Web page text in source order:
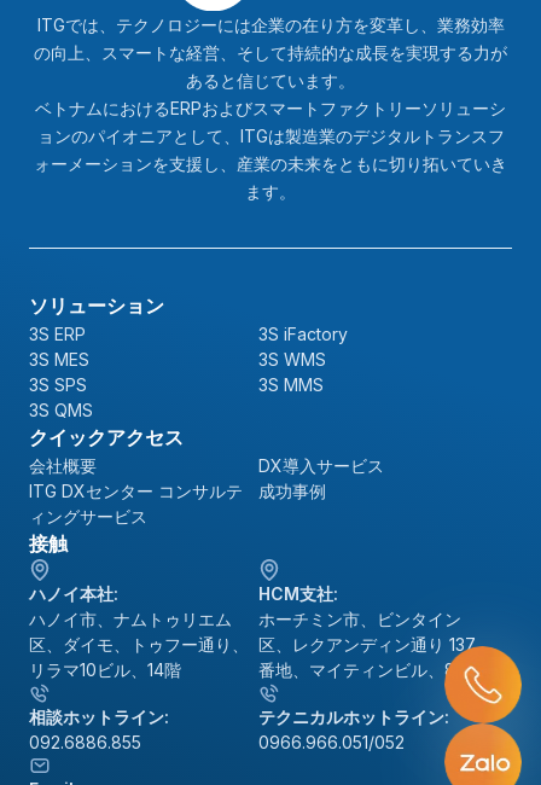
ITGでは、テクノロジーには企業の在り方を変革し、業務効率
の向上、スマートな経営、そして持続的な成長を実現する力が
あると信じています。
ベトナムにおけるERPおよびスマートファクトリーソリューシ
ョンのパイオニアとして、ITGは製造業のデジタルトランスフ
ォーメーションを支援し、産業の未来をともに切り拓いていき
ます。
ソリューション
3S ERP
3S iFactory
3S MES
3S WMS
3S SPS
3S MMS
3S QMS
クイックアクセス
会社概要
DX導入サービス
ITG DXセンター コンサルテ
ィングサービス
成功事例
接触
ハノイ本社:
ハノイ市、ナムトゥリエム
区、ダイモ、トゥフー通り、
リラマ10ビル、14階
HCM支社:
ホーチミン市、ビンタイン
区、レクアンディン通り 137
番地、マイティンビル、8階
相談ホットライン:
092.6886.855
テクニカルホットライン:
0966.966.051/052